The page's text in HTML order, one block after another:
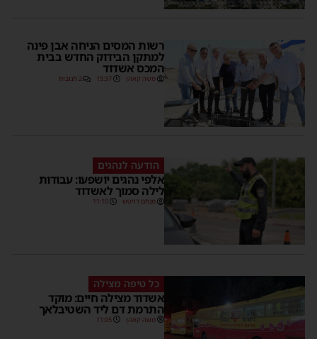
רשות המסים הניחה אבן פינה
למתקן הבידוק החדש בבית
המכס אשדוד
משה קאהן 15:37 2 תגובות
הודעה לנהגים
אלפי נהגים יושפעו: עבודות
לילה סמוך לאשדוד
מנחם דויטש 11:10
כל טיפה מצילה
אשדוד מצילה חיים: מוקד
התרמת דם ליד השטיבלאך
משה קאהן 11:05